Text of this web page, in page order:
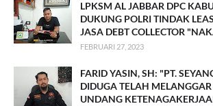
LPKSM AL JABBAR DPC
DUKUNG POLRI TINDAK
JASA DEBT COLLECTOR
FEBRUARI 27, 2023
FARID YASIN, SH: "PT.
DIDUGA TELAH
UNDANG